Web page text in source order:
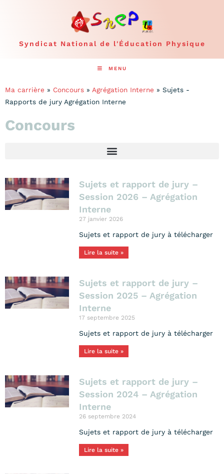
Syndicat National de l'Éducation Physique
MENU
Ma carrière » Concours » Agrégation Interne » Sujets -
Rapports de jury Agrégation Interne
Concours
Sujets et rapport de jury –
Session 2026 – Agrégation
Interne
27 janvier 2026
Sujets et rapport de jury à télécharger
Lire la suite »
Sujets et rapport de jury –
Session 2025 – Agrégation
Interne
17 septembre 2025
Sujets et rapport de jury à télécharger
Lire la suite »
Sujets et rapport de jury –
Session 2024 – Agrégation
Interne
26 septembre 2024
Sujets et rapport de jury à télécharger
Lire la suite »